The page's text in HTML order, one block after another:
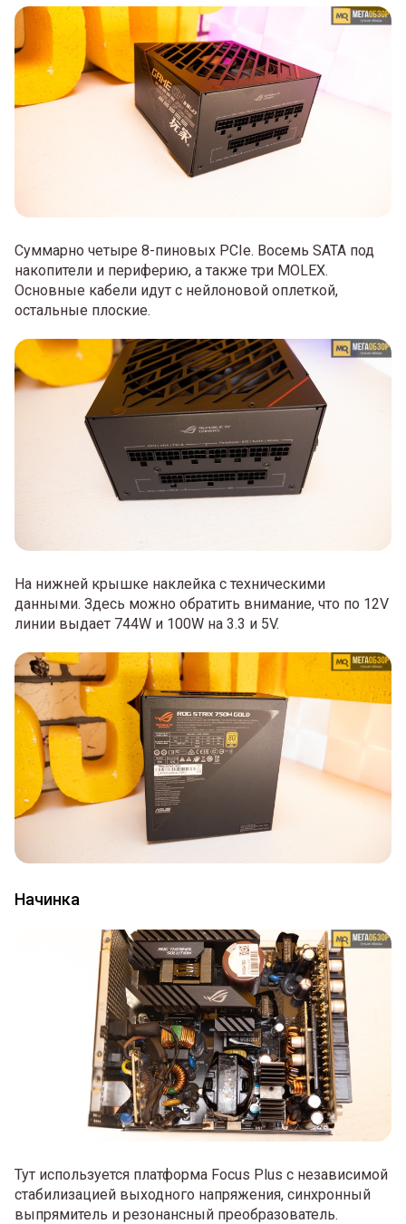
Суммарно четыре 8-пиновых PCIe. Восемь SATA под
накопители и периферию, а также три MOLEX.
Основные кабели идут с нейлоновой оплеткой,
остальные плоские.
На нижней крышке наклейка с техническими
данными. Здесь можно обратить внимание, что по 12V
линии выдает 744W и 100W на 3.3 и 5V.
Начинка
Тут используется платформа Focus Plus с независимой
стабилизацией выходного напряжения, синхронный
выпрямитель и резонансный преобразователь.